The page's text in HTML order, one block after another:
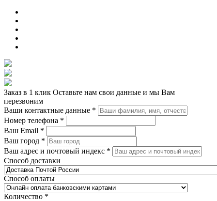
Заказ в 1 клик Оставьте нам свои данные и мы Вам
перезвоним
Ваши контактные данные *
Номер телефона *
Ваш Email *
Ваш город *
Ваш адрес и почтовый индекс *
Способ доставки
Способ оплаты
Количество *